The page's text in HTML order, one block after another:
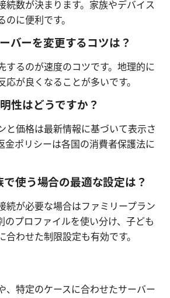
続数が決まります。家族やデバイス
に便利です。
バーを変更するコツは？
するのが速度のコツです。地理的に
が良くなることが多いです。
性はどうですか？
と価格は最新情報に基づいて表示さ
金ポリシーは各国の消費者保護法に
使う場合の最適な設定は？
続が必要な場合はファミリープラン
のプロファイルを使い分け、子ども
合わせた制限設定も有効です。
、特定のケースに合わせたサーバー